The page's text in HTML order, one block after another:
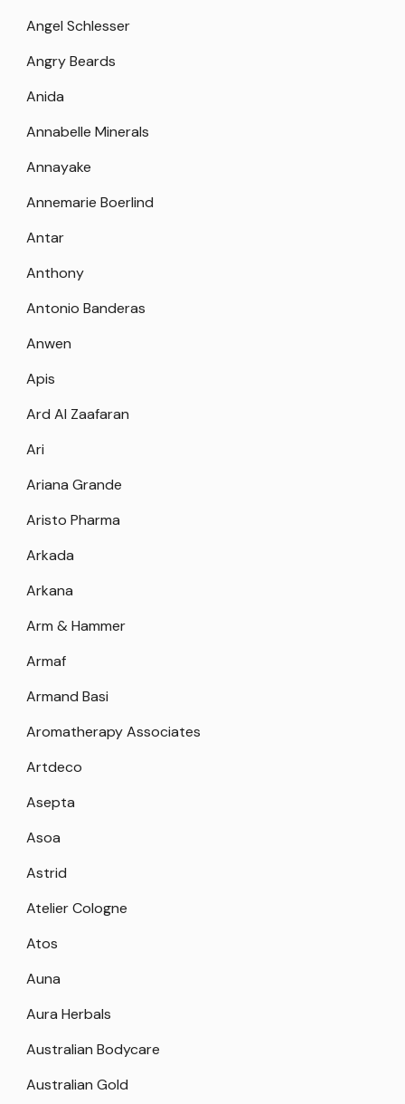
Angel Schlesser
Angry Beards
Anida
Annabelle Minerals
Annayake
Annemarie Boerlind
Antar
Anthony
Antonio Banderas
Anwen
Apis
Ard Al Zaafaran
Ari
Ariana Grande
Aristo Pharma
Arkada
Arkana
Arm & Hammer
Armaf
Armand Basi
Aromatherapy Associates
Artdeco
Asepta
Asoa
Astrid
Atelier Cologne
Atos
Auna
Aura Herbals
Australian Bodycare
Australian Gold